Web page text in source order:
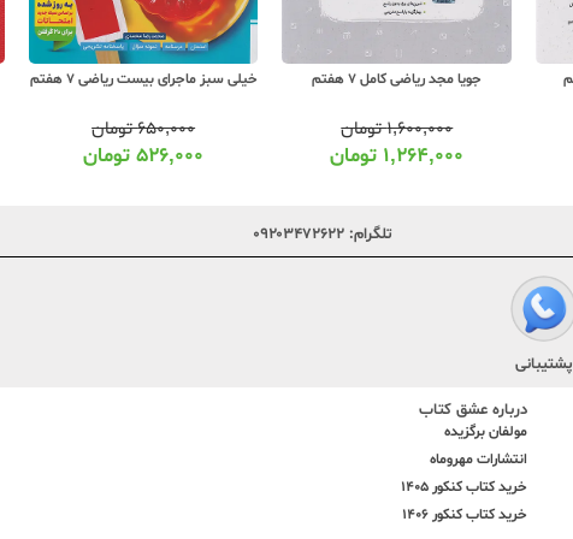
جویا مجد ریاضی کامل 7 هفتم
۱,۶۰۰,۰۰۰تومان
۱,۲۶۴,۰۰۰ تومان
خیلی سبز ماجرای بیست ریاضی 7 هفتم
۶۵۰,۰۰۰تومان
۵۲۶,۰۰۰تومان
تلگرام: ۰۹۲۰۳۴۷۲۶۲۲
پشتیبانی
درباره عشق کتاب
مولفان برگزیده
انتشارات مهروماه
خرید کتاب کنکور 1405
خرید کتاب کنکور 1406